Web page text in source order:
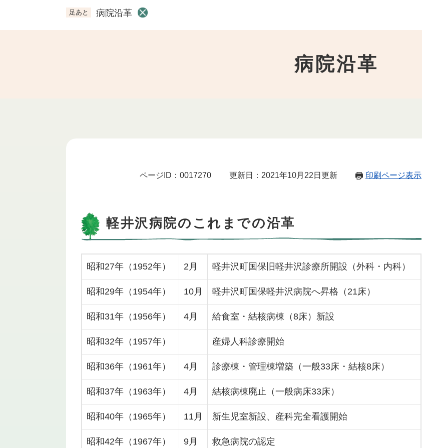
足あと 病院沿革
病院沿革
ページID：0017270 更新日：2021年10月22日更新 印刷ページ表示
軽井沢病院のこれまでの沿革
昭和27年（1952年） 2月 軽井沢町国保旧軽井沢診療所開設（外科・内科）
昭和29年（1954年） 10月 軽井沢町国保軽井沢病院へ昇格（21床）
昭和31年（1956年） 4月 給食室・結核病棟（8床）新設
昭和32年（1957年） 産婦人科診療開始
昭和36年（1961年） 4月 診療棟・管理棟増築（一般33床・結核8床）
昭和37年（1963年） 4月 結核病棟廃止（一般病床33床）
昭和40年（1965年） 11月 新生児室新設、産科完全看護開始
昭和42年（1967年） 9月 救急病院の認定